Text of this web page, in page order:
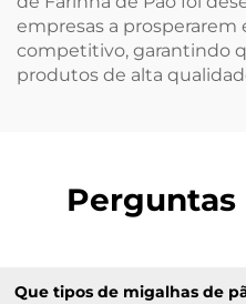
empresas a
competitivo, garantindo
produtos de alta
Perguntas
Que tipos de migalhas de